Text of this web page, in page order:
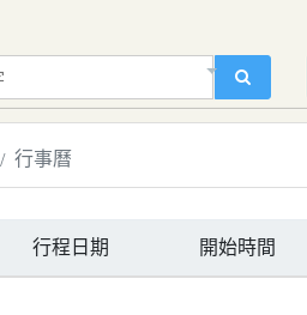
行事曆
行程日期 開始時間